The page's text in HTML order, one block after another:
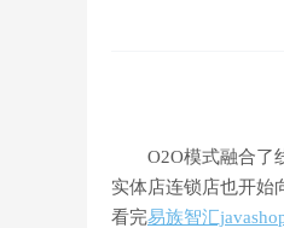
O2O模式融合了线
实体店连锁店也开始
看完易族智汇